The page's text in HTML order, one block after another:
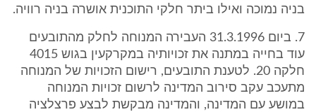
בניה נמוכה ואילו ביתר חלקי התוכנית אושרה בניה רוויה.
7. ביום 31.3.1996 העבירה המנוחה לחלק מהתובעים
עוד בחייה במתנה את זכויותיה במקרקעין בגוש 4015
חלקה 20. לטענת התובעים, רישום הזכויות של המנוחה
מתעכב עקב סירוב המדינה לרשום זכויות המנוחה
במושע עם המדינה, והמדינה מבקשת לבצע פרצלציה